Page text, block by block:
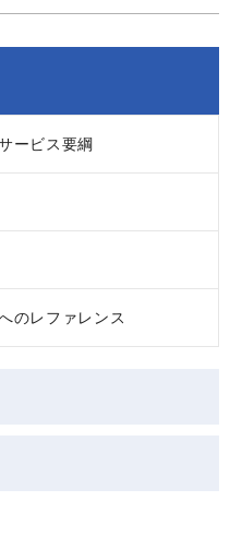
ービス要綱
のレファレンス